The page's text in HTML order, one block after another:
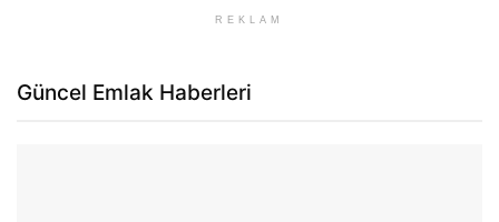
REKLAM
Güncel Emlak Haberleri